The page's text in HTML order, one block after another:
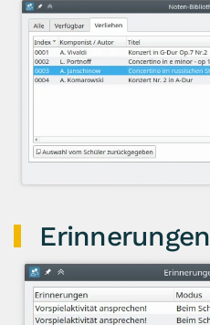
Erinnerungen